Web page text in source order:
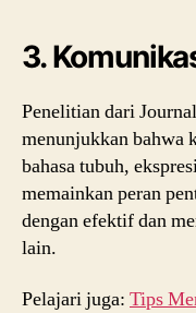
3.
Penelitian dari
menunjukkan bahwa
bahasa tubuh,
memainkan peran
dengan efektif dan
lain.
Pelajari juga: Tips